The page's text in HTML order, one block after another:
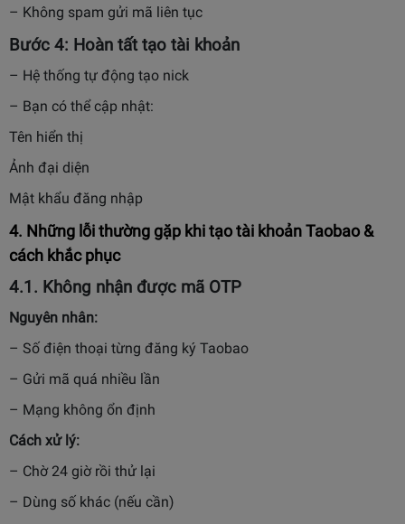
– Không spam gửi mã liên tục
Bước 4: Hoàn tất tạo tài khoản
– Hệ thống tự động tạo nick
– Bạn có thể cập nhật:
Tên hiển thị
Ảnh đại diện
Mật khẩu đăng nhập
4. Những lỗi thường gặp khi tạo tài khoản Taobao &
cách khắc phục
4.1. Không nhận được mã OTP
Nguyên nhân:
– Số điện thoại từng đăng ký Taobao
– Gửi mã quá nhiều lần
– Mạng không ổn định
Cách xử lý:
– Chờ 24 giờ rồi thử lại
– Dùng số khác (nếu cần)